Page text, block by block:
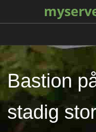
Bastion
stadig